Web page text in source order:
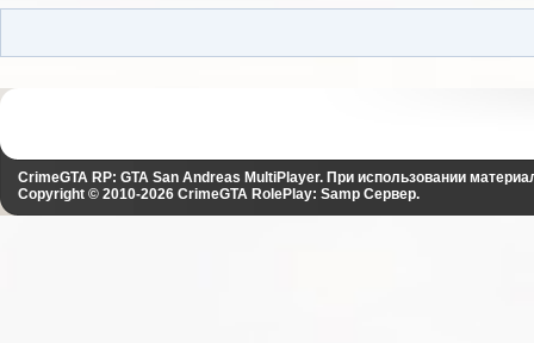
CrimeGTA RP: GTA San Andreas MultiPlayer. При использовании
Copyright © 2010-2026 CrimeGTA RolePlay: Samp Сервер.